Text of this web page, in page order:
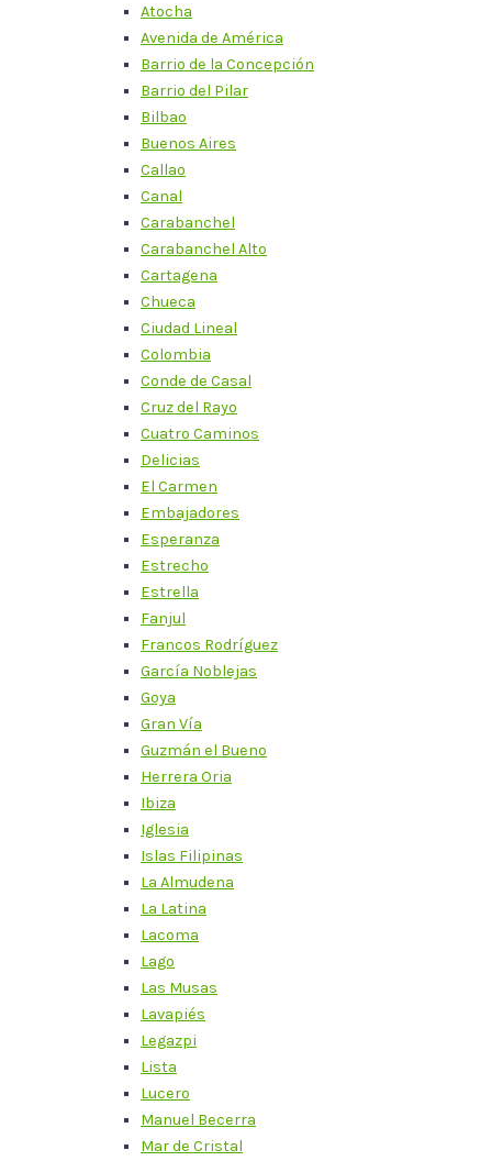
Atocha
Avenida de América
Barrio de la Concepción
Barrio del Pilar
Bilbao
Buenos Aires
Callao
Canal
Carabanchel
Carabanchel Alto
Cartagena
Chueca
Ciudad Lineal
Colombia
Conde de Casal
Cruz del Rayo
Cuatro Caminos
Delicias
El Carmen
Embajadores
Esperanza
Estrecho
Estrella
Fanjul
Francos Rodríguez
García Noblejas
Goya
Gran Vía
Guzmán el Bueno
Herrera Oria
Ibiza
Iglesia
Islas Filipinas
La Almudena
La Latina
Lacoma
Lago
Las Musas
Lavapiés
Legazpi
Lista
Lucero
Manuel Becerra
Mar de Cristal